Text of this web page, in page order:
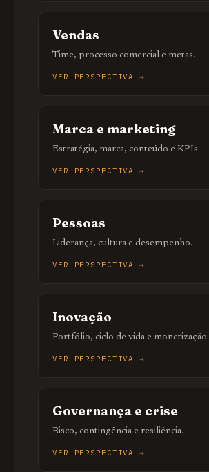
Vendas
Time, processo comercial e metas.
VER PERSPECTIVA →
Marca e marketing
Estratégia, marca, conteúdo e KPIs.
VER PERSPECTIVA →
Pessoas
Liderança, cultura e desempenho.
VER PERSPECTIVA →
Inovação
Portfólio, ciclo de vida e monetização.
VER PERSPECTIVA →
Governança e crise
Risco, contingência e resiliência.
VER PERSPECTIVA →